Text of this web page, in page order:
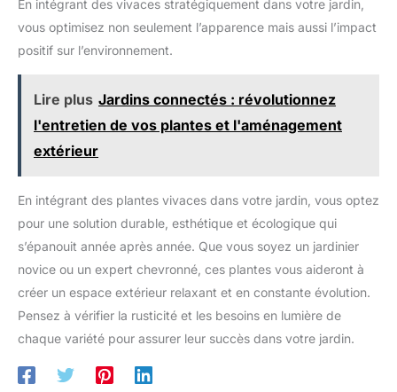
En intégrant des vivaces stratégiquement dans votre jardin,
vous optimisez non seulement l’apparence mais aussi l’impact
positif sur l’environnement.
Lire plus Jardins connectés : révolutionnez
l'entretien de vos plantes et l'aménagement
extérieur
En intégrant des plantes vivaces dans votre jardin, vous optez
pour une solution durable, esthétique et écologique qui
s’épanouit année après année. Que vous soyez un jardinier
novice ou un expert chevronné, ces plantes vous aideront à
créer un espace extérieur relaxant et en constante évolution.
Pensez à vérifier la rusticité et les besoins en lumière de
chaque variété pour assurer leur succès dans votre jardin.